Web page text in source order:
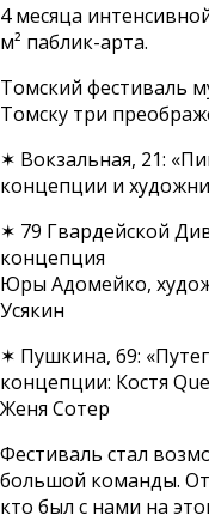
4 месяца
м² паблик-арта.
Томский фестиваль
Томску три
✶ Вокзальная, 21:
концепции и
✶ 79 Гвардейской
концепция
Юры Адомейко,
Усякин
✶ Пушкина, 69:
концепции: Костя
Женя Сотер
Фестиваль стал
большой команды.
кто был с нами на